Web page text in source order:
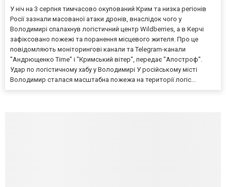
У ніч на 3 серпня тимчасово окупований Крим та низка регіонів
Росії зазнали масованої атаки дронів, внаслідок чого у
Володимирі спалахнув логістичний центр Wildberries, а в Керчі
зафіксовано пожежі та поранення місцевого жителя. Про це
повідомляють моніторингові канали та Telegram-канали
"Андрющенко Time" і "Кримський вітер", передає "Апостроф".
Удар по логістичному хабу у Володимирі У російському місті
Володимир сталася масштабна пожежа на території логіс...